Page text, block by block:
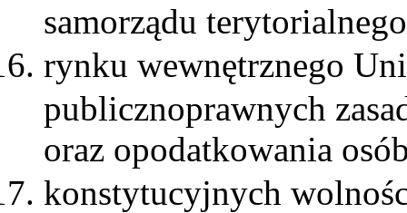
samorządu
rynku wewnętrznego
publicznoprawnych
oraz opodatkowania
konstytucyjnych